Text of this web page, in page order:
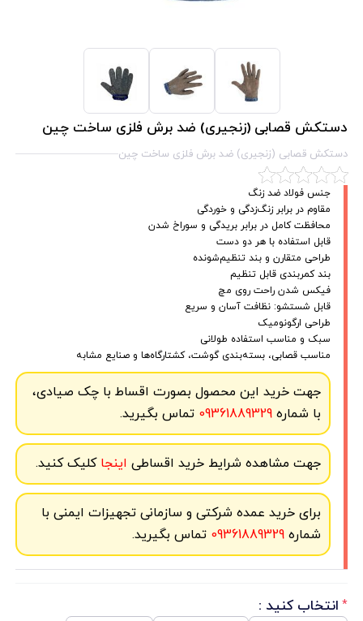
دستکش قصابی (زنجیری) ضد برش فلزی ساخت چین
دستکش قصابی (زنجیری) ضد برش فلزی ساخت چین
جنس فولاد ضد زنگ
مقاوم در برابر زنگ‌زدگی و خوردگی
محافظت کامل در برابر بریدگی و سوراخ شدن
قابل استفاده با هر دو دست
طراحی متقارن و بند تنظیم‌شونده
بند کمربندی قابل تنظیم
فیکس شدن راحت روی مچ
قابل شستشو: نظافت آسان و سریع
طراحی ارگونومیک
سبک و مناسب استفاده طولانی
مناسب قصابی، بسته‌بندی گوشت، کشتارگاه‌ها و صنایع مشابه
جهت خرید این محصول بصورت اقساط با چک صیادی،
با شماره09361889329 تماس بگیرید.
جهت مشاهده شرایط خرید اقساطی اینجاکلیک کنید.
برای خرید عمده شرکتی و سازمانی تجهیزات ایمنی با
شماره09361889329 تماس بگیرید.
* انتخاب کنید :